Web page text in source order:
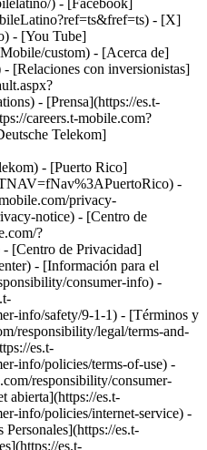
) - [Facebook]
- [X]
- [You Tube]
custom) - [Acerca de]
[Relaciones con inversionistas]
- [Prensa](https://es.t-
careers.t-mobile.com?
Telekom]
- [Puerto Rico]
-
privacy-
notice) - [Centro de
?
[Centro de Privacidad]
- [Información para el
consumer-info) -
info/safety/9-1-1) - [Términos y
responsibility/legal/terms-and-
es.t-
info/policies/terms-of-use) -
responsibility/consumer-
abierta](https://es.t-
info/policies/internet-service) -
es.t-
es.t-